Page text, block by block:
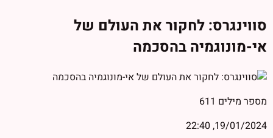
סווינגרס: לחקור את העולם של
אי-מונוגמיה בהסכמה
מספר מילים 611
19/01/2024, 22:40